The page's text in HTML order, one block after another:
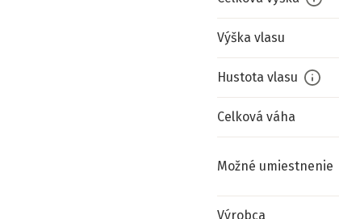
Výška vlasu
Hustota vlasu
Celková váha
Možné umiestnenie
Výrobca